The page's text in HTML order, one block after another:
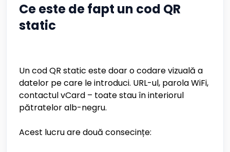
Ce este de fapt un cod QR
static
Un cod QR static este doar o codare vizuală a
datelor pe care le introduci. URL-ul, parola WiFi,
contactul vCard – toate stau în interiorul
pătratelor alb-negru.
Acest lucru are două consecințe: